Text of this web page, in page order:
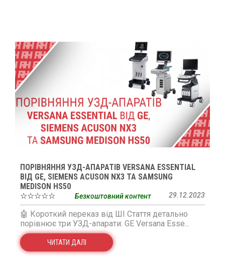
ПОРІВНЯННЯ УЗД-АПАРАТІВ VERSANA ESSENTIAL
ВІД GE, SIEMENS ACUSON NX3 ТА SAMSUNG
MEDISON HS50
☆☆☆☆☆
29.12.2023
Безкоштовний контент
🤖 Короткий переказ від ШІ Стаття детально
порівнює три УЗД-апарати: GE Versana Esse...
ЧИТАТИ ДАЛІ